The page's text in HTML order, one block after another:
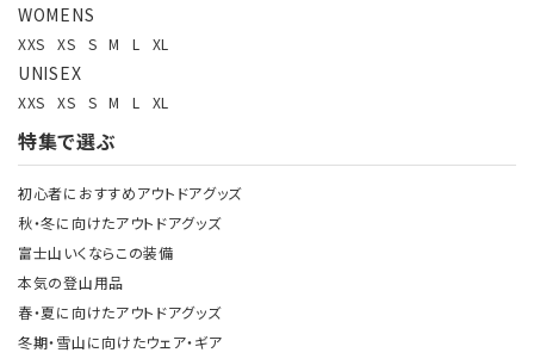
WOMENS
XXS XS S M L XL
UNISEX
XXS XS S M L XL
特集で選ぶ
初心者におすすめアウトドアグッズ
秋・冬に向けたアウトドアグッズ
富士山いくならこの装備
本気の登山用品
春・夏に向けたアウトドアグッズ
冬期・雪山に向けたウェア・ギア